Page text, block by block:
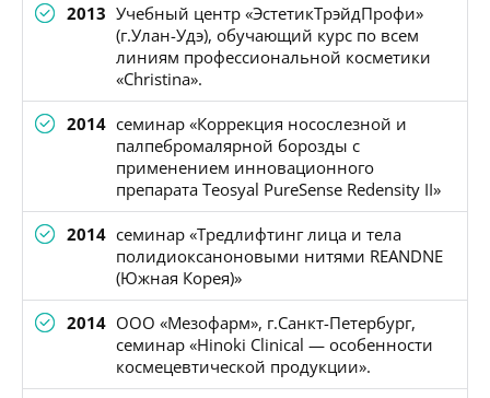
2013 Учебный центр «ЭстетикТрэйдПрофи»
(г.Улан-Удэ), обучающий курс по всем
линиям профессиональной косметики
«Christina».
2014 семинар «Коррекция носослезной и
палпебромалярной борозды с
применением инновационного
препарата Teosyal PureSense Redensity II»
2014 семинар «Тредлифтинг лица и тела
полидиоксаноновыми нитями REANDNE
(Южная Корея)»
2014 ООО «Мезофарм», г.Санкт-Петербург,
семинар «Hinoki Clinical — особенности
космецевтической продукции».